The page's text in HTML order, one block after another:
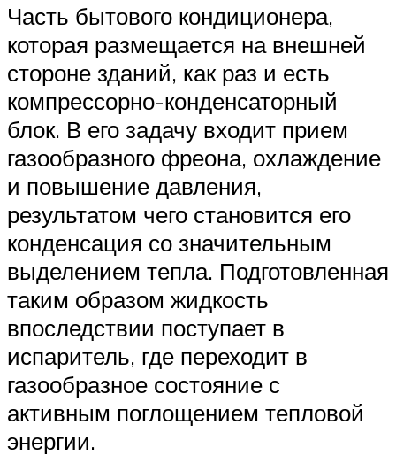
Часть бытового кондиционера,
которая размещается на внешней
стороне зданий, как раз и есть
компрессорно-конденсаторный
блок. В его задачу входит прием
газообразного фреона, охлаждение
и повышение давления,
результатом чего становится его
конденсация со значительным
выделением тепла. Подготовленная
таким образом жидкость
впоследствии поступает в
испаритель, где переходит в
газообразное состояние с
активным поглощением тепловой
энергии.